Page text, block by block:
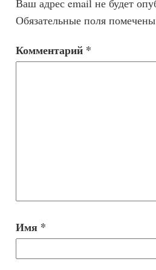
Ваш адрес email не будет
Обязательные поля помечены
Комментарий *
Имя *